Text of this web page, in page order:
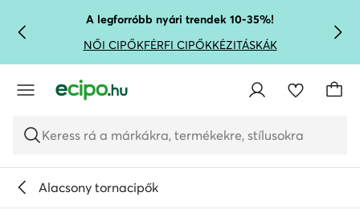
UGRÁS A FŐ TARTALOMRA
UGRÁS A KERESÉSHEZA legforróbb nyári trendek 10-35%!
NŐI CIPŐKFÉRFI CIPŐKKÉZITÁSKÁK
Keress rá a márkákra, termékekre, stílusokra
Alacsony tornacipők